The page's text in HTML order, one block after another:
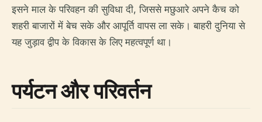
इसने माल के परिवहन की सुविधा दी, जिससे मछुआरे अपने कैच को
शहरी बाजारों में बेच सके और आपूर्ति वापस ला सके। बाहरी दुनिया से
यह जुड़ाव द्वीप के विकास के लिए महत्वपूर्ण था।
पर्यटन और परिवर्तन